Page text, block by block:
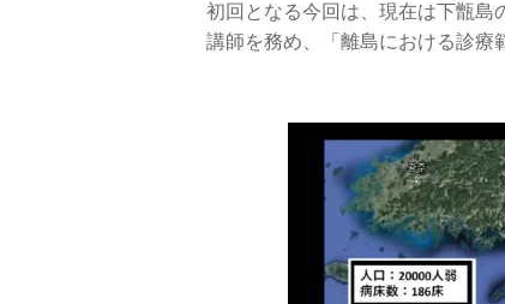
初回となる今回は、現在は下甑島
講師を務め、「離島における診療